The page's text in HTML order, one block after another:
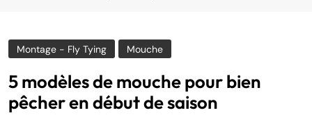
Montage - Fly Tying Mouche
5 modèles de mouche pour bien
pêcher en début de saison